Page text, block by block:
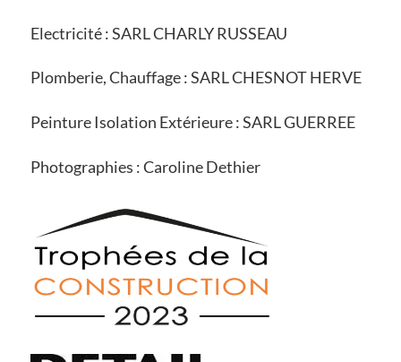
Electricité : SARL CHARLY RUSSEAU
Plomberie, Chauffage : SARL CHESNOT HERVE
Peinture Isolation Extérieure : SARL GUERREE
Photographies : Caroline Dethier